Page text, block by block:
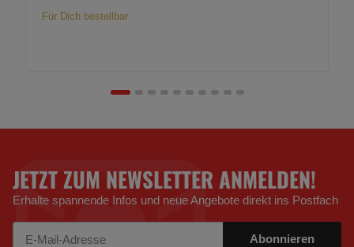
Für Dich bestellbar
JETZT ZUM NEWSLETTER ANMELDEN!
Erhalte spannende Infos und neue Angebote direkt ins Postfach
Abonnieren